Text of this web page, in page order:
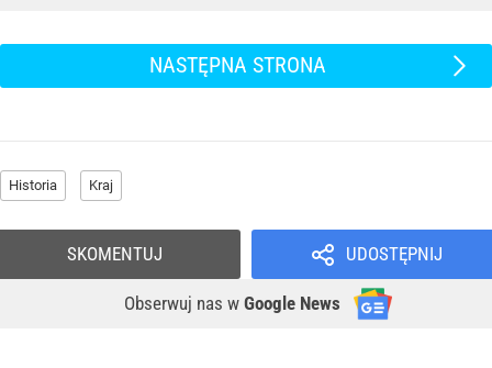
NASTĘPNA STRONA
Historia Kraj
UDOSTĘPNIJ
Obserwuj nas w Google News
SKOMENTUJ